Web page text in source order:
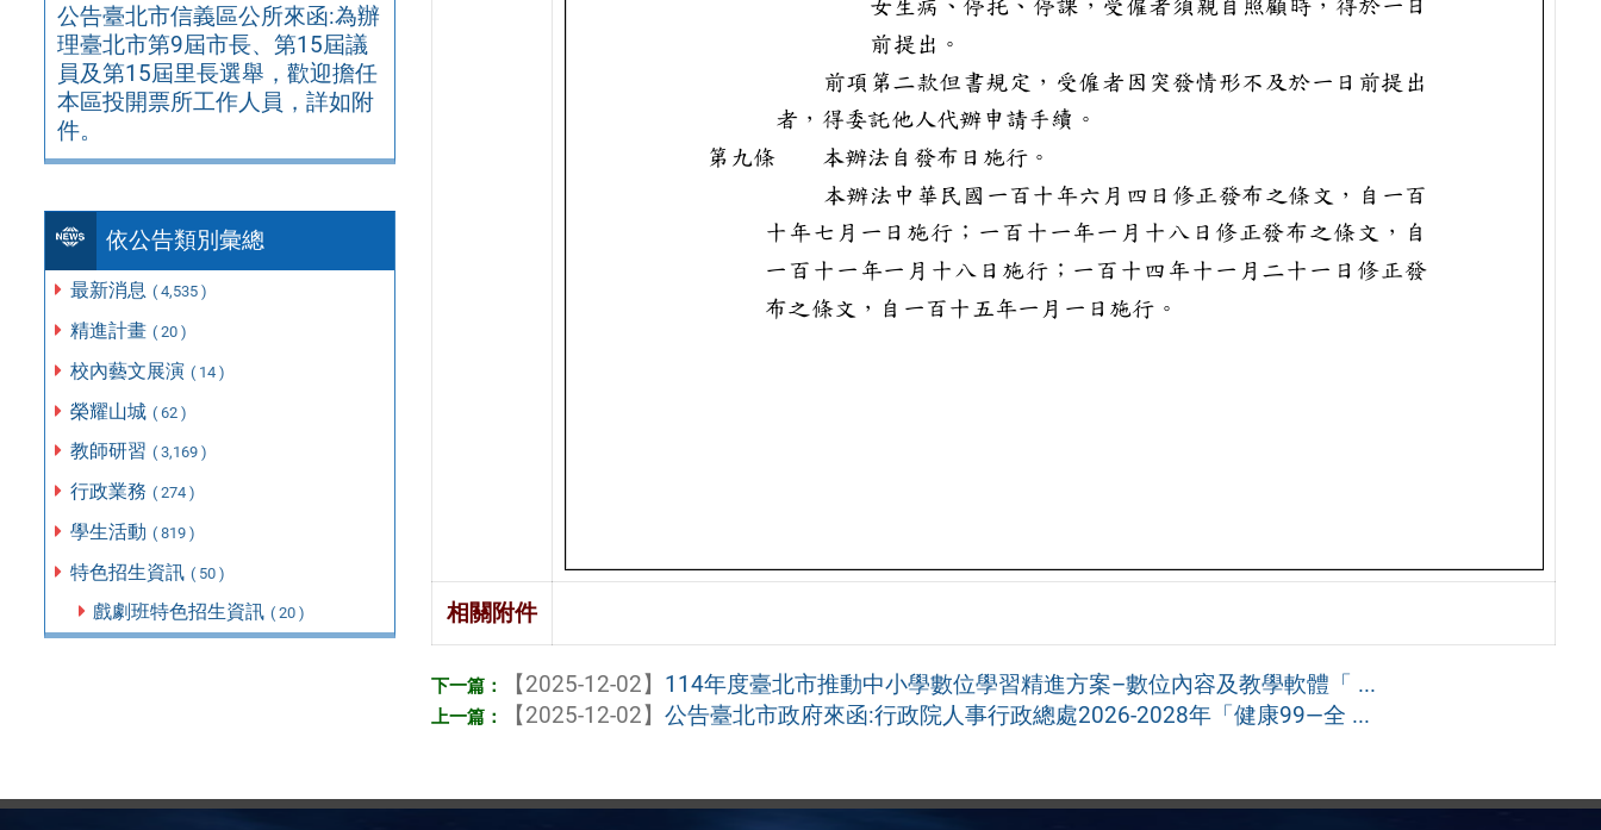
公告臺北市信義區公所來函:為辦
理臺北市第9屆市長、第15屆議
員及第15屆里長選舉，歡迎擔任
本區投開票所工作人員，詳如附
件。
依公告類別彙總
最新消息 ( 4,535 )
精進計畫 ( 20 )
校內藝文展演 ( 14 )
榮耀山城 ( 62 )
教師研習 ( 3,169 )
行政業務 ( 274 )
學生活動 ( 819 )
特色招生資訊 ( 50 )
戲劇班特色招生資訊 ( 20 ) 相關附件
【2025-12-02】 114年度臺北市推動中小學數位學習精進方案–數位內容及教學軟體「 ...
【2025-12-02】公告臺北市政府來函:行政院人事行政總處2026-2028年「健康99—全 ...